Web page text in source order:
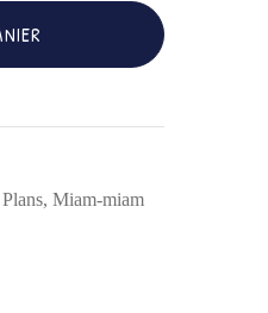
, Miam-miam